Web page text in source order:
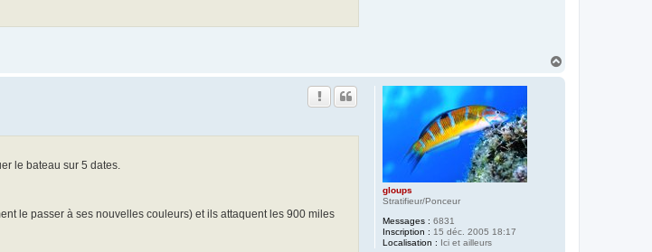
gloups
Stratifieur/Ponceur
Messages : 6831
Inscription : 15 déc. 2005 18:17
Localisation : Ici et ailleurs
le bateau sur 5 dates.
le passer à ses nouvelles couleurs) et ils attaquent les 900 miles